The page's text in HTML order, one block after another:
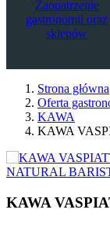
Strona główna
Oferta
KAWA
KAWA
KAWA